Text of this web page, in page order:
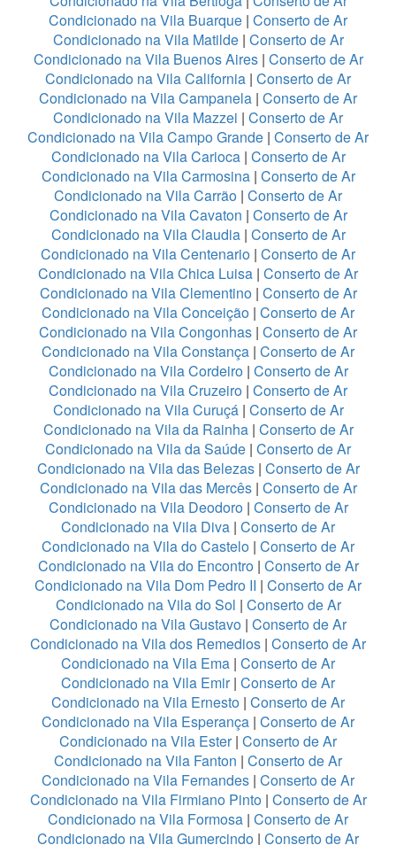
Condicionado na Vila Buarque | Conserto de Ar
Condicionado na Vila Matilde| Conserto de Ar
Condicionado na Vila Buenos Aires| Conserto de Ar
Condicionado na Vila California | Conserto de Ar
Condicionado na Vila Campanela | Conserto de Ar
Condicionado na Vila Mazzei | Conserto de Ar
Condicionado na Vila Campo Grande | Conserto de Ar
Condicionado na Vila Carioca| Conserto de Ar
Condicionado na Vila Carmosina| Conserto de Ar
Condicionado na Vila Carrão | Conserto de Ar
Condicionado na Vila Cavaton | Conserto de Ar
Condicionado na Vila Claudia| Conserto de Ar
Condicionado na Vila Centenario | Conserto de Ar
Condicionado na Vila Chica Luisa | Conserto de Ar
Condicionado na Vila Clementino| Conserto de Ar
Condicionado na Vila Conceição | Conserto de Ar
Condicionado na Vila Congonhas | Conserto de Ar
Condicionado na Vila Constança | Conserto de Ar
Condicionado na Vila Cordeiro| Conserto de Ar
Condicionado na Vila Cruzeiro | Conserto de Ar
Condicionado na Vila Curuçá | Conserto de Ar
Condicionado na Vila da Rainha | Conserto de Ar
Condicionado na Vila da Saúde | Conserto de Ar
Condicionado na Vila das Belezas| Conserto de Ar
Condicionado na Vila das Mercês| Conserto de Ar
Condicionado na Vila Deodoro| Conserto de Ar
Condicionado na Vila Diva | Conserto de Ar
Condicionado na Vila do Castelo | Conserto de Ar
Condicionado na Vila do Encontro| Conserto de Ar
Condicionado na Vila Dom Pedro II | Conserto de Ar
Condicionado na Vila do Sol | Conserto de Ar
Condicionado na Vila Gustavo | Conserto de Ar
Condicionado na Vila dos Remedios | Conserto de Ar
Condicionado na Vila Ema | Conserto de Ar
Condicionado na Vila Emir| Conserto de Ar
Condicionado na Vila Ernesto | Conserto de Ar
Condicionado na Vila Esperança | Conserto de Ar
Condicionado na Vila Ester| Conserto de Ar
Condicionado na Vila Fanton | Conserto de Ar
Condicionado na Vila Fernandes | Conserto de Ar
Condicionado na Vila Firmiano Pinto| Conserto de Ar
Condicionado na Vila Formosa | Conserto de Ar
Condicionado na Vila Gumercindo | Conserto de Ar